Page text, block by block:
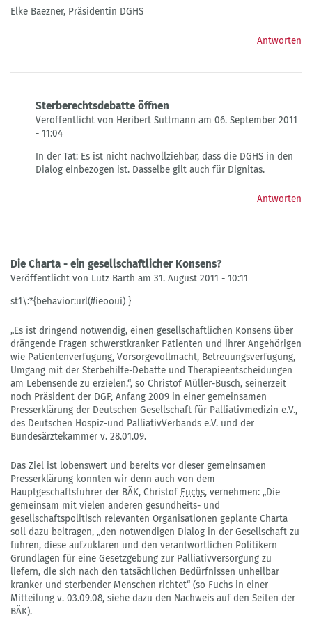
Elke Baezner, Präsidentin DGHS
Antworten
Sterberechtsdebatte öffnen
Veröffentlicht von Heribert Süttmann am 06. September 2011
- 11:04
auf
Charta
In der Tat: Es ist nicht nachvollziehbar, dass die DGHS in den
Dialog einbezogen ist. Dasselbe gilt auch für Dignitas.
Antworten
Die Charta - ein gesellschaftlicher Konsens?
Veröffentlicht von Lutz Barth am 31. August 2011 - 10:11
st1\:*{behavior:url(#ieooui) }
„Es ist dringend notwendig, einen gesellschaftlichen Konsens über
drängende Fragen schwerstkranker Patienten und ihrer Angehörigen
wie Patientenverfügung, Vorsorgevollmacht, Betreuungsverfügung,
Umgang mit der Sterbehilfe-Debatte und Therapieentscheidungen
am Lebensende zu erzielen.“, so Christof Müller-Busch, seinerzeit
noch Präsident der DGP, Anfang 2009 in einer gemeinsamen
Presserklärung der Deutschen Gesellschaft für Palliativmedizin e.V.,
des Deutschen Hospiz-und PalliativVerbands e.V. und der
Bundesärztekammer v. 28.01.09.
Das Ziel ist lobenswert und bereits vor dieser gemeinsamen
Presserklärung konnten wir denn auch von dem
Hauptgeschäftsführer der BÄK, Christof Fuchs, vernehmen: „Die
gemeinsam mit vielen anderen gesundheits- und
gesellschaftspolitisch relevanten Organisationen geplante Charta
soll dazu beitragen, „den notwendigen Dialog in der Gesellschaft zu
führen, diese aufzuklären und den verantwortlichen Politikern
Grundlagen für eine Gesetzgebung zur Palliativversorgung zu
liefern, die sich nach den tatsächlichen Bedürfnissen unheilbar
kranker und sterbender Menschen richtet“ (so Fuchs in einer
Mitteilung v. 03.09.08, siehe dazu den Nachweis auf den Seiten der
BÄK).